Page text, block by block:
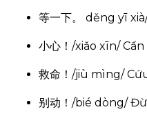
等一下。 děng yī
小心！/xiǎo xīn/
救命！/jiù mìng/
别动！/bié dòng/